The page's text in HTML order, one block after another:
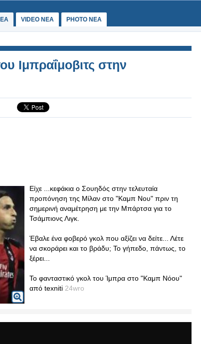
VIDEO NEA PHOTO NEA
Ιμπραΐμοβιτς στην
Είχε ...κεφάκια ο Σουηδός στην τελευταία
προπόνηση της Μίλαν στο "Καμπ Νου" πριν τη
σημερινή αναμέτρηση με την Μπάρτσα για το
Τσάμπιονς Λιγκ.
Έβαλε ένα φοβερό γκολ που αξίζει να δείτε... Λέτε
να σκοράρει και το βράδυ; Το γήπεδο, πάντως, το
ξέρει...
Το φανταστικό γκολ του Ίμπρα στο "Καμπ Νόου"
από texniti 24wro